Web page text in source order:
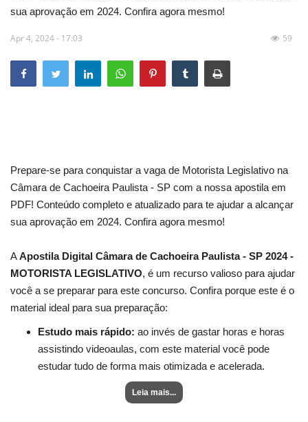
Combo Apostilas
sua aprovação em 2024. Confira agora mesmo!
Apr 4, 2024 - 17:03 59
Prepare-se para conquistar a vaga de Motorista Legislativo na
Câmara de Cachoeira Paulista - SP com a nossa apostila em
PDF! Conteúdo completo e atualizado para te ajudar a alcançar
sua aprovação em 2024. Confira agora mesmo!
AApostila Digital Câmara de Cachoeira Paulista - SP 2024 -
MOTORISTA LEGISLATIVO, é um recurso valioso para ajudar
você a se preparar para este concurso. Confira porque este é o
material ideal para sua preparação:
Estudo mais rápido: ao invés de gastar horas e horas
assistindo videoaulas, com este material você pode
estudar tudo de forma mais otimizada e acelerada.
Leia mais...